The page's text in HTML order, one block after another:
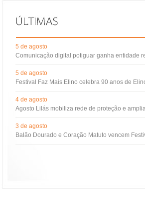
5 de agosto
Comunicação digital potiguar ganha entidade
5 de agosto
Festival Faz Mais Elino celebra 90 anos de
4 de agosto
Agosto Lilás mobiliza rede de proteção e
3 de agosto
Balão Dourado e Coração Matuto vencem